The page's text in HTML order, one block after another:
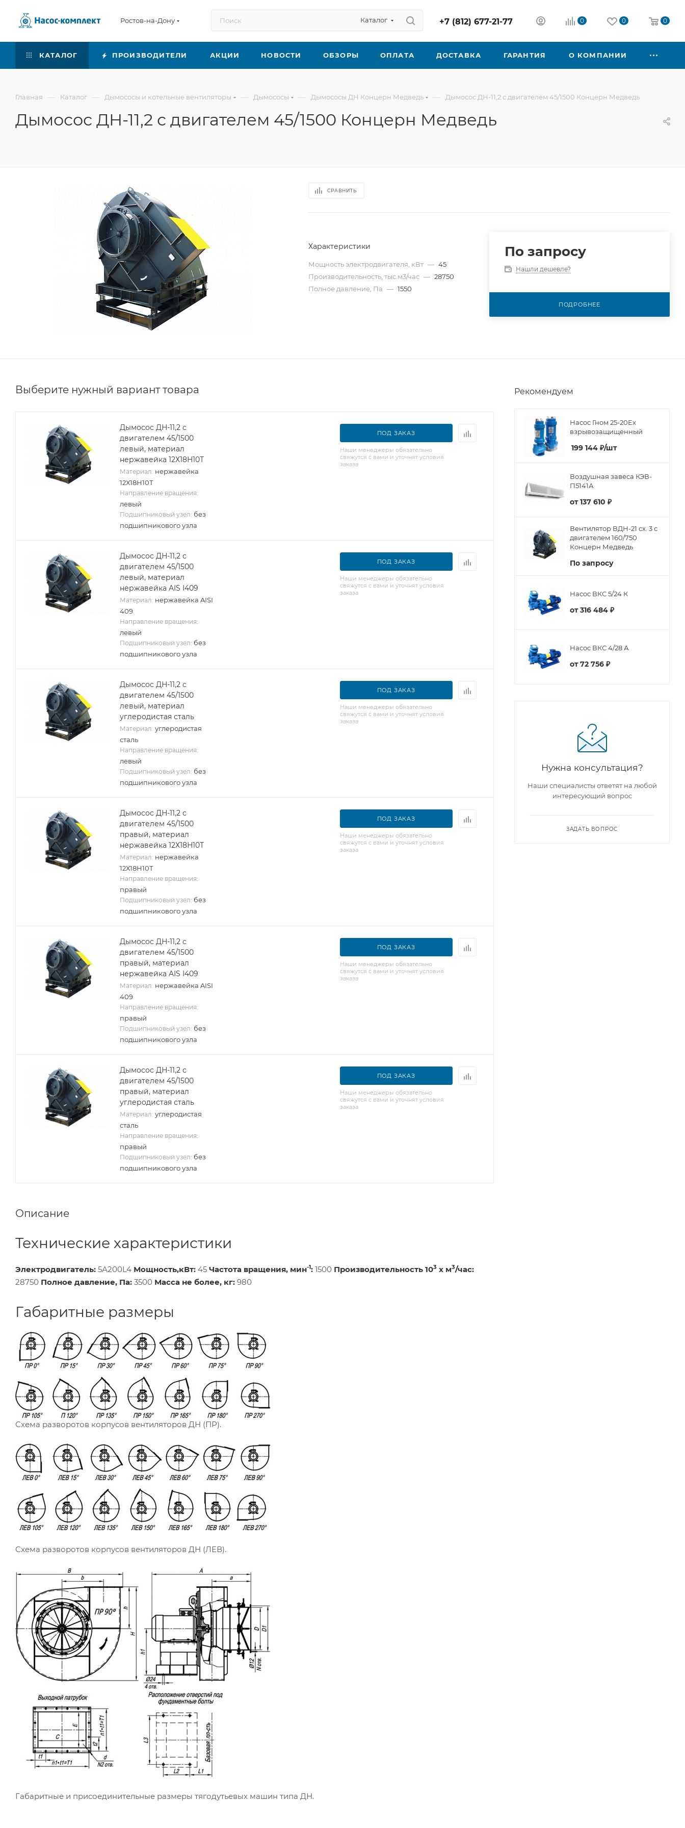
Ростов-на-Дону Каталог +7 (812) 677-21-77 0 0 0
КАТАЛОГ ПРОИЗВОДИТЕЛИ АКЦИИ НОВОСТИ ОБЗОРЫ ОПЛАТА ДОСТАВКА ГАРАНТИЯ О КОМПАНИИ
Главная — Каталог — Дымососы и котельные вентиляторы — Дымососы — Дымососы ДН Концерн Медведь — Дымосос ДН-11,2 с двигателем 45/1500 Концерн Медведь
Дымосос ДН-11,2 с двигателем 45/1500 Концерн Медведь
СРАВНИТЬ
Характеристики
Мощность электродвигателя, кВт — 45
Производительность, тыс.м3/час — 28750
Полное давление, Па — 1550
По запросу
Нашли дешевле?
ПОДРОБНЕЕ
Выберите нужный вариант товара
Дымосос ДН-11,2 с
двигателем 45/1500
левый, материал
нержавейка 12Х18Н10Т
Материал: нержавейка
12Х18Н10Т
Направление вращения:
левый
Подшипниковый узел: без
подшипникового узла
ПОД ЗАКАЗ
Наши менеджеры обязательно
свяжутся с вами и уточнят условия
заказа
Дымосос ДН-11,2 с
двигателем 45/1500
левый, материал
нержавейка AIS I409
Материал: нержавейка AISI
409
Направление вращения:
левый
Подшипниковый узел: без
подшипникового узла
ПОД ЗАКАЗ
Наши менеджеры обязательно
свяжутся с вами и уточнят условия
заказа
Дымосос ДН-11,2 с
двигателем 45/1500
левый, материал
углеродистая сталь
Материал: углеродистая
сталь
Направление вращения:
левый
Подшипниковый узел: без
подшипникового узла
ПОД ЗАКАЗ
Наши менеджеры обязательно
свяжутся с вами и уточнят условия
заказа
Дымосос ДН-11,2 с
двигателем 45/1500
правый, материал
нержавейка 12Х18Н10Т
Материал: нержавейка
12Х18Н10Т
Направление вращения:
правый
Подшипниковый узел: без
подшипникового узла
ПОД ЗАКАЗ
Наши менеджеры обязательно
свяжутся с вами и уточнят условия
заказа
Дымосос ДН-11,2 с
двигателем 45/1500
правый, материал
нержавейка AIS I409
Материал: нержавейка AISI
409
Направление вращения:
правый
Подшипниковый узел: без
подшипникового узла
ПОД ЗАКАЗ
Наши менеджеры обязательно
свяжутся с вами и уточнят условия
заказа
Дымосос ДН-11,2 с
двигателем 45/1500
правый, материал
углеродистая сталь
Материал: углеродистая
сталь
Направление вращения:
правый
Подшипниковый узел: без
подшипникового узла
ПОД ЗАКАЗ
Наши менеджеры обязательно
свяжутся с вами и уточнят условия
заказа
Описание
Технические характеристики
Электродвигатель: 5А200L4 Мощность,кВт: 45 Частота вращения, мин-1: 1500 Производительность 103 х м3/час:
28750 Полное давление, Па: 3500 Масса не более, кг: 980
Габаритные размеры
Схема разворотов корпусов вентиляторов ДН (ПР).
Схема разворотов корпусов вентиляторов ДН (ЛЕВ).
Габаритные и присоединительные размеры тягодутьевых машин типа ДН.
Рекомендуем
Насос Гном 25-20Ex
взрывозащищенный
199 144 ₽/шт
Воздушная завеса КЭВ-
П5141А
от137 610 ₽
Вентилятор ВДН-21 сх. 3 с
двигателем 160/750
Концерн Медведь
По запросу
Насос ВКС 5/24 К
от316 484 ₽
Насос ВКС 4/28 А
от72 756 ₽
Нужна консультация?
Наши специалисты ответят на любой
интересующий вопрос
ЗАДАТЬ ВОПРОС